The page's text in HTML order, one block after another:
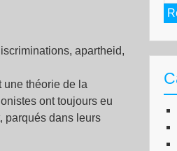
apartheid,
une théorie de la
ont toujours eu
parqués dans leurs